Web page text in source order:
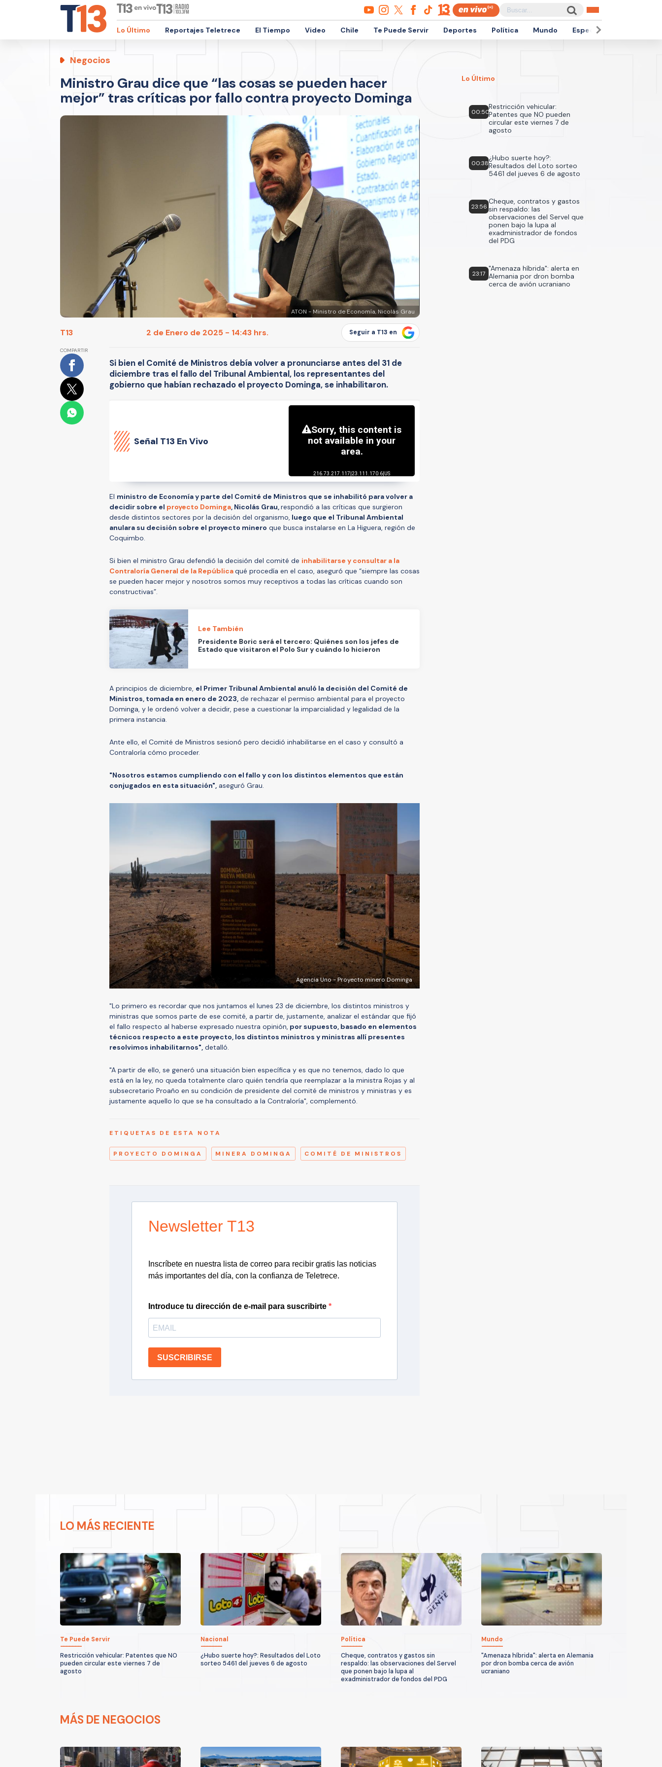
Lo Último Reportajes Teletrece El Tiempo Video Chile Te Puede Servir Deportes Política Mundo Espectáculos
Negocios
Ministro Grau dice que “las cosas se pueden hacer
mejor” tras críticas por fallo contra proyecto Dominga
ATON - Ministro de Economía, Nicolás Grau
T13 2 de Enero de 2025 - 14:43 hrs. Seguir a T13 en
COMPARTIR
Si bien el Comité de Ministros debía volver a pronunciarse antes del 31 de
diciembre tras el fallo del Tribunal Ambiental, los representantes del
gobierno que habían rechazado el proyecto Dominga, se inhabilitaron.
Señal T13 En Vivo
El ministro de Economía y parte del Comité de Ministros que se inhabilitó para volver a
decidir sobre el proyecto Dominga, Nicolás Grau,respondió a las críticas que surgieron
desde distintos sectores por la decisión del organismo, luego que el Tribunal Ambiental
anulara su decisión sobre el proyecto minero que busca instalarse en La Higuera, región de
Coquimbo.
Si bien el ministro Grau defendió la decisión del comité de inhabilitarse y consultar a la
Contraloría General de la Repúblicaqué procedía en el caso, aseguró que “siempre las cosas
se pueden hacer mejor y nosotros somos muy receptivos a todas las críticas cuando son
constructivas”.
Lee También
Presidente Boric será el tercero: Quiénes son los jefes de
Estado que visitaron el Polo Sur y cuándo lo hicieron
A principios de diciembre, el Primer Tribunal Ambiental anuló la decisión del Comité de
Ministros, tomada en enero de 2023, de rechazar el permiso ambiental para el proyecto
Dominga, y le ordenó volver a decidir, pese a cuestionar la imparcialidad y legalidad de la
primera instancia.
Ante ello, el Comité de Ministros sesionó pero decidió inhabilitarse en el caso y consultó a
Contraloría cómo proceder.
"Nosotros estamos cumpliendo con el fallo y con los distintos elementos que están
conjugados en esta situación", aseguró Grau.
Agencia Uno - Proyecto minero Dominga
"Lo primero es recordar que nos juntamos el lunes 23 de diciembre, los distintos ministros y
ministras que somos parte de ese comité, a partir de, justamente, analizar el estándar que fijó
el fallo respecto al haberse expresado nuestra opinión, por supuesto, basado en elementos
técnicos respecto a este proyecto, los distintos ministros y ministras allí presentes
resolvimos inhabilitarnos", detalló.
"A partir de ello, se generó una situación bien específica y es que no tenemos, dado lo que
está en la ley, no queda totalmente claro quién tendría que reemplazar a la ministra Rojas y al
subsecretario Proaño en su condición de presidente del comité de ministros y ministras y es
justamente aquello lo que se ha consultado a la Contraloría", complementó.
ETIQUETAS DE ESTA NOTA
PROYECTO DOMINGA MINERA DOMINGA COMITÉ DE MINISTROS
Newsletter T13
Inscríbete en nuestra lista de correo para recibir gratis las noticias
más importantes del día, con la confianza de Teletrece.
Introduce tu dirección de e-mail para suscribirte
SUSCRIBIRSE
Lo Último
00:50
Restricción vehicular:
Patentes que NO pueden
circular este viernes 7 de
agosto
00:38
¿Hubo suerte hoy?:
Resultados del Loto sorteo
5461 del jueves 6 de agosto
23:56
Cheque, contratos y gastos
sin respaldo: las
observaciones del Servel que
ponen bajo la lupa al
exadministrador de fondos
del PDG
23:17
"Amenaza híbrida": alerta en
Alemania por dron bomba
cerca de avión ucraniano
LO MÁS RECIENTE
Te Puede Servir
Restricción vehicular: Patentes que NO
pueden circular este viernes 7 de
agosto
Nacional
¿Hubo suerte hoy?: Resultados del Loto
sorteo 5461 del jueves 6 de agosto
Política
Cheque, contratos y gastos sin
respaldo: las observaciones del Servel
que ponen bajo la lupa al
exadministrador de fondos del PDG
Mundo
"Amenaza híbrida": alerta en Alemania
por dron bomba cerca de avión
ucraniano
MÁS DE NEGOCIOS